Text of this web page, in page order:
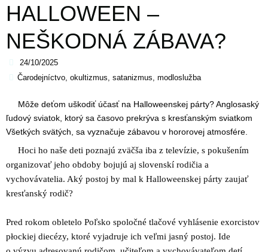
4:6) Lebo odbojnosť je (ako) hriech čarodejníctva, svojvoľnosť je
(ako) hriech modlárstva. Pretože si pohrdol Pánovým slovom,
zavrhne ťa, nebudeš kráľom!“ (1 Sam 15-23)
HALLOWEEN –
NEŠKODNÁ ZÁBAVA?
24/10/2025
Čarodejníctvo, okultizmus, satanizmus, modloslužba
Môže deťom uškodiť účasť na Halloweenskej párty? Anglosaský
ľudový sviatok, ktorý sa časovo prekrýva s kresťanským sviatkom
Všetkých svätých, sa vyznačuje zábavou v hororovej atmosfére.
Hoci ho naše deti poznajú zväčša iba z televízie, s pokušením
organizovať jeho obdoby bojujú aj slovenskí rodičia a
vychovávatelia. Aký postoj by mal k Halloweenskej párty zaujať
kresťanský rodič?
Pred rokom obletelo Poľsko spoločné tlačové vyhlásenie exorcistov
płockiej diecézy, ktoré vyjadruje ich veľmi jasný postoj. Ide